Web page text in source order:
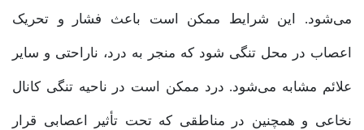
می‌شود. این شرایط ممکن است باعث فشار و تحریک
اعصاب در محل تنگی شود که منجر به درد، ناراحتی و سایر
علائم مشابه می‌شود. درد ممکن است در ناحیه تنگی کانال
نخاعی و همچنین در مناطقی که تحت تأثیر اعصابی قرار